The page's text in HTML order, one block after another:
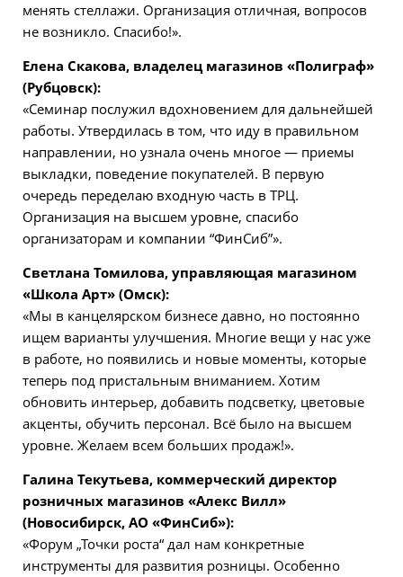
менять стеллажи. Организация отличная, вопросов
не возникло. Спасибо!».
Елена Скакова, владелец магазинов «Полиграф»
(Рубцовск):
«Семинар послужил вдохновением для дальнейшей
работы. Утвердилась в том, что иду в правильном
направлении, но узнала очень многое — приемы
выкладки, поведение покупателей. В первую
очередь переделаю входную часть в ТРЦ.
Организация на высшем уровне, спасибо
организаторам и компании “ФинСиб”».
Светлана Томилова, управляющая магазином
«Школа Арт» (Омск):
«Мы в канцелярском бизнесе давно, но постоянно
ищем варианты улучшения. Многие вещи у нас уже
в работе, но появились и новые моменты, которые
теперь под пристальным вниманием. Хотим
обновить интерьер, добавить подсветку, цветовые
акценты, обучить персонал. Всё было на высшем
уровне. Желаем всем больших продаж!».
Галина Текутьева, коммерческий директор
розничных магазинов «Алекс Вилл»
(Новосибирск, АО «ФинСиб»):
«Форум „Точки роста“ дал нам конкретные
инструменты для развития розницы. Особенно